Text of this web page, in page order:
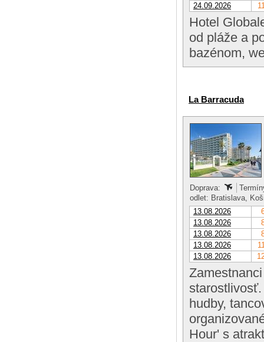
24.09.2026
Hotel
od pláže a
bazénom,
La Barracuda
Doprava:
odlet: Bratislava,
13.08.2026
13.08.2026
13.08.2026
13.08.2026
13.08.2026
hudby,
Hour' s